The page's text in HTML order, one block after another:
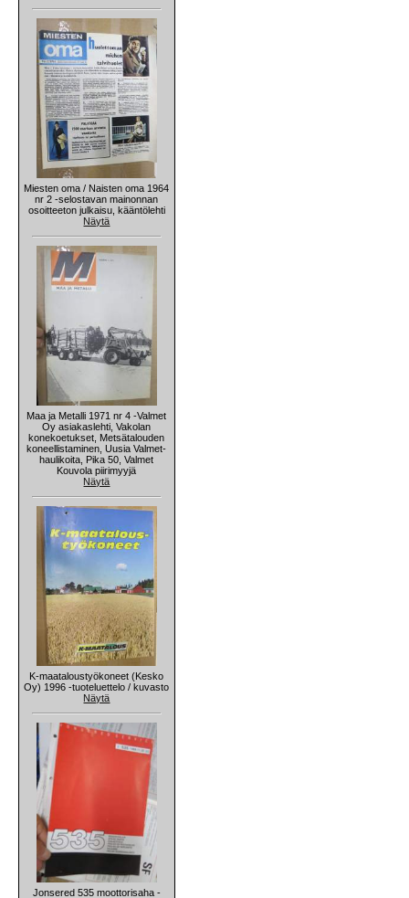
Miesten oma / Naisten oma 1964
nr 2 -selostavan mainonnan
osoitteeton julkaisu, kääntölehti
Näytä
Maa ja Metalli 1971 nr 4 -Valmet
Oy asiakaslehti, Vakolan
konekoetukset, Metsätalouden
koneellistaminen, Uusia Valmet-
haulikoita, Pika 50, Valmet
Kouvola piirimyyjä
Näytä
K-maataloustyökoneet (Kesko
Oy) 1996 -tuoteluettelo / kuvasto
Näytä
Jonsered 535 moottorisaha -